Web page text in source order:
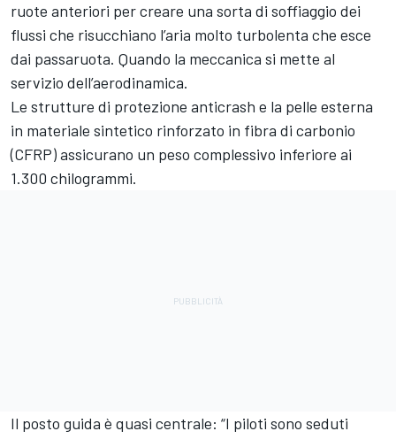
ruote anteriori per creare una sorta di soffiaggio dei
flussi che risucchiano l’aria molto turbolenta che esce
dai passaruota. Quando la meccanica si mette al
servizio dell’aerodinamica.
Le strutture di protezione anticrash e la pelle esterna
in materiale sintetico rinforzato in fibra di carbonio
(CFRP) assicurano un peso complessivo inferiore ai
1.300 chilogrammi.
Il posto guida è quasi centrale: “I piloti sono seduti